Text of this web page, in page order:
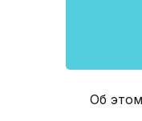
Об